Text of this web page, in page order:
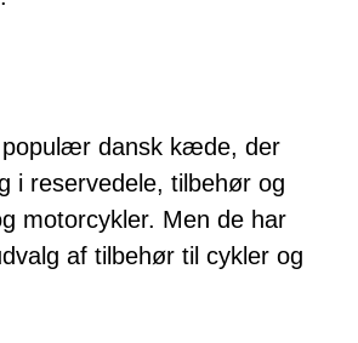
populær dansk kæde, der
i reservedele, tilbehør og
motorcykler. Men de har
af tilbehør til cykler og